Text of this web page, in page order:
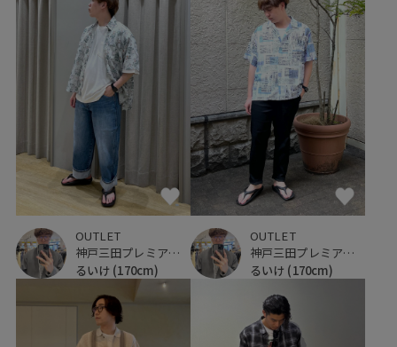
OUTLET
神戸三田プレミアム・アウトレット
るいけ (170cm)
OUTLET
神戸三田プレミアム・アウトレット
るいけ (170cm)